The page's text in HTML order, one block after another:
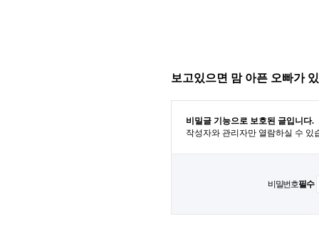
보고있으면 맘 아픈 오빠가
비밀글 기능으로 보호된 글입니다.
작성자와 관리자만 열람하실 수 있
비밀번호필수